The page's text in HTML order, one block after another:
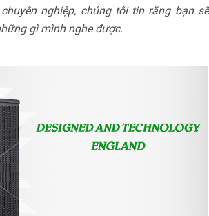
nghiệp, chúng tôi tin rằng bạn sẽ
gì mình nghe được.